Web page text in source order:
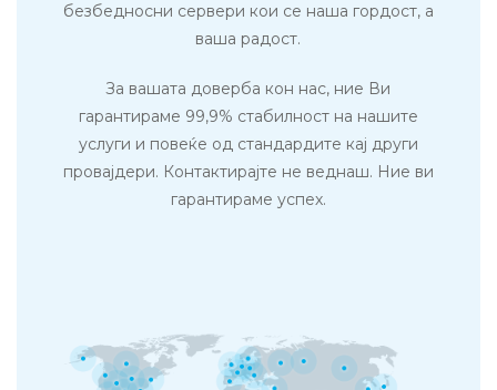
безбедносни сервери кои се наша гордост, а
ваша радост.
За вашата доверба кон нас, ние Ви
гарантираме 99,9% стабилност на нашите
услуги и повеќе од стандардите кај други
провајдери. Контактирајте не веднаш. Ние ви
гарантираме успех.